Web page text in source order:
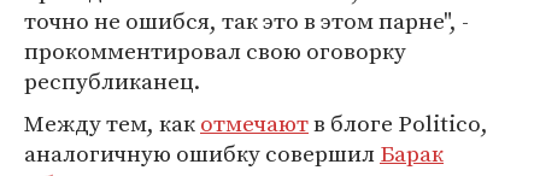
точно не ошибся, так это в этом парне", -
прокомментировал свою оговорку
республиканец.
Между тем, какотмечаютв блоге Politico,
аналогичную ошибку совершилБарак